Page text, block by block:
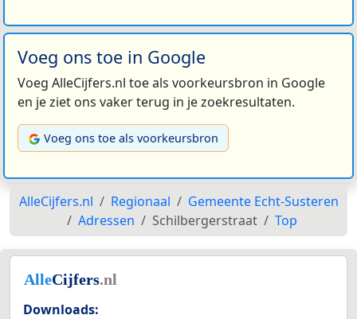
Voeg ons toe in Google
Voeg AlleCijfers.nl toe als voorkeursbron in Google
en je ziet ons vaker terug in je zoekresultaten.
Voeg ons toe als voorkeursbron
AlleCijfers.nl Regionaal
Gemeente Echt-Susteren
Adressen
Schilbergerstraat Top
Downloads: